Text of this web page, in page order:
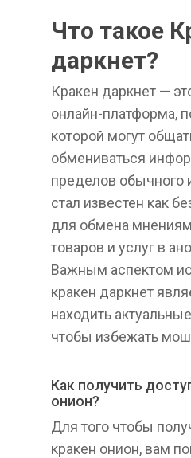
Что такое
даркнет?
Кракен даркнет —
онлайн-платформа,
которой могут
обмениваться
пределов обычного
стал известен как
для обмена
товаров и услуг в
Важным аспектом
кракен даркнет
находить
чтобы избежать
Как получить
онион?
Для того чтобы
кракен онион, вам